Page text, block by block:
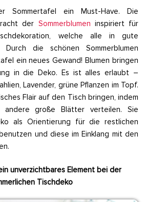
Sommertafel ein Must-Have. Die
der Sommerblumen inspiriert für
welche alle in gute
die schönen Sommerblumen
ein neues Gewand! Blumen bringen
in die Deko. Es ist alles erlaubt –
Lavender, grüne Pflanzen im Topf.
Flair auf den Tisch bringen, indem
andere große Blätter verteilen. Sie
als Orientierung für die restlichen
und diese im Einklang mit den
unverzichtbares Element bei der
Tischdeko